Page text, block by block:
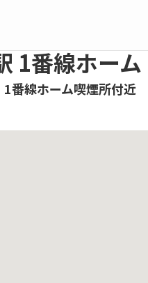
1番線ホーム
番線ホーム喫煙所付近